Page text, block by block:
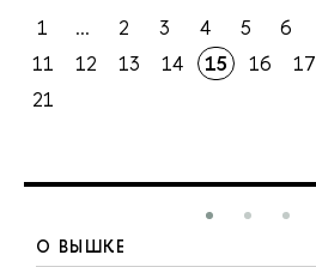
1 ... 2 3 4 5 6
11
12 13 14 15 16 17
21
О ВЫШКЕ